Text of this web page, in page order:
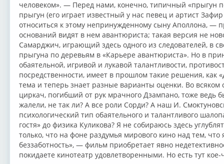
человеком». — Перед нами, конечно, типичный «прыгун
прыгун (его играет известный у нас певец и артист
относиться к этому непринужденному сыну Аполлона, —
оснований видят в нем авантюриста; такая версия не
Самарджич, играющий здесь одного из следователей, в
прыгуна по деревьям в «Карьере авантюриста». Но в
обаятельной, игривой и лукавой талантливости,
посредственности, имеет в прошлом такие решения, как
тема и теперь знает разные варианты оценки. Во
циркач, погибший от рук мрачного Дзампано, тоже ведь
жалели, не так ли? А все роли Сорди? А наш И.
психологический тип обаятельного и талантливого
гостя» до физика Куликова? Я не собираюсь здесь
только, что на фоне раздумья мирового кино над тем, что
беззаботность», — фильм приобретает явно
покидаете кинотеатр удовлетворенными. Но есть тут